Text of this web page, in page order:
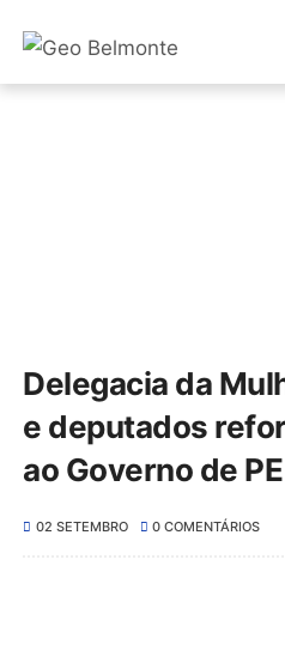
Delegacia da
e deputados
ao Governo de PE
02 SETEMBRO 0 COMENTÁRIOS